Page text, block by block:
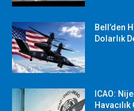
Bell’den
Dolarlık
ICAO: